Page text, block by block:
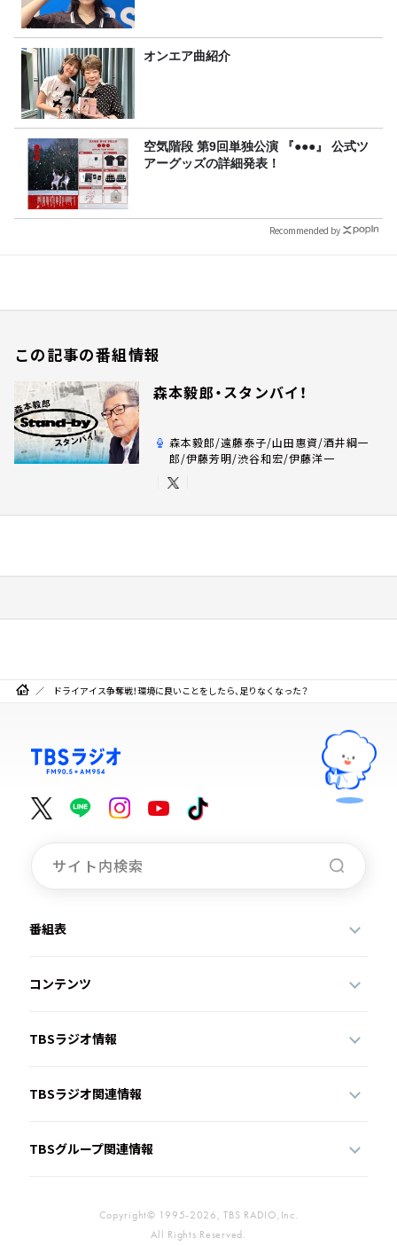
オンエア曲紹介
空気階段 第9回単独公演 『●●●』 公式ツ
アーグッズの詳細発表！
Recommended by
この記事の番組情報
森本毅郎・スタンバイ！
森本毅郎/遠藤泰子/山田惠資/酒井綱一
郎/伊藤芳明/渋谷和宏/伊藤洋一
ドライアイス争奪戦！環境に良いことをしたら、足りなくなった？
番組表
コンテンツ
TBSラジオ情報
TBSラジオ関連情報
TBSグループ関連情報
Copyright© 1995-2026, TBS RADIO,Inc.
All Rights Reserved.